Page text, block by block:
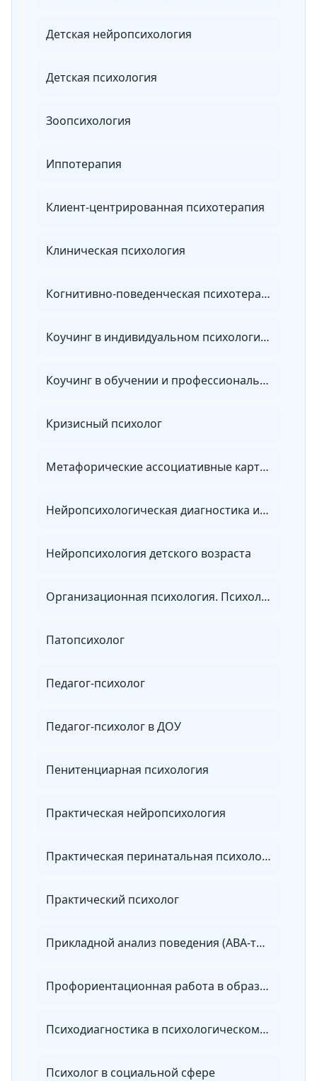
Детская нейропсихология
Детская психология
Зоопсихология
Иппотерапия
Клиент-центрированная психотерапия
Клиническая психология
Когнитивно-поведенческая психотерапия
Коучинг в индивидуальном психологическом консультировании
Коучинг в обучении и профессиональном развитии персонала
Кризисный психолог
Метафорические ассоциативные карты в практике работы психолога
Нейропсихологическая диагностика и коррекция в детском возрасте
Нейропсихология детского возраста
Организационная психология. Психология менеджмента
Патопсихолог
Педагог-психолог
Педагог-психолог в ДОУ
Пенитенциарная психология
Практическая нейропсихология
Практическая перинатальная психология
Практический психолог
Прикладной анализ поведения (АВА-терапия)
Профориентационная работа в образовательном учреждении
Психодиагностика в психологическом консультировании
Психолог в социальной сфере